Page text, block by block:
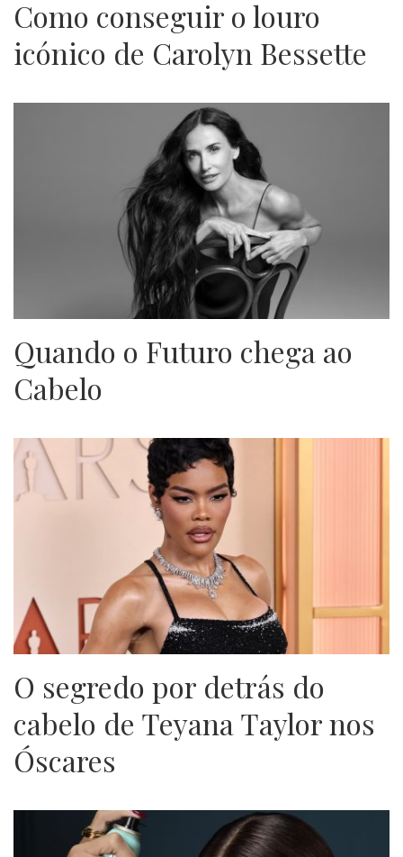
Como conseguir o louro
icónico de Carolyn Bessette
Quando o Futuro chega ao
Cabelo
O segredo por detrás do
cabelo de Teyana Taylor nos
Óscares